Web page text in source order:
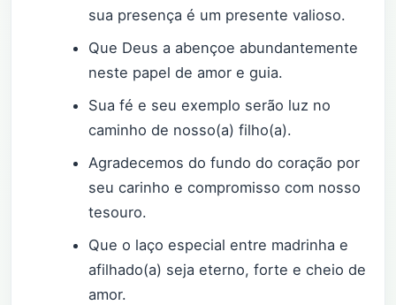
sua presença é um presente valioso.
Que Deus a abençoe abundantemente
neste papel de amor e guia.
Sua fé e seu exemplo serão luz no
caminho de nosso(a) filho(a).
Agradecemos do fundo do coração por
seu carinho e compromisso com nosso
tesouro.
Que o laço especial entre madrinha e
afilhado(a) seja eterno, forte e cheio de
amor.